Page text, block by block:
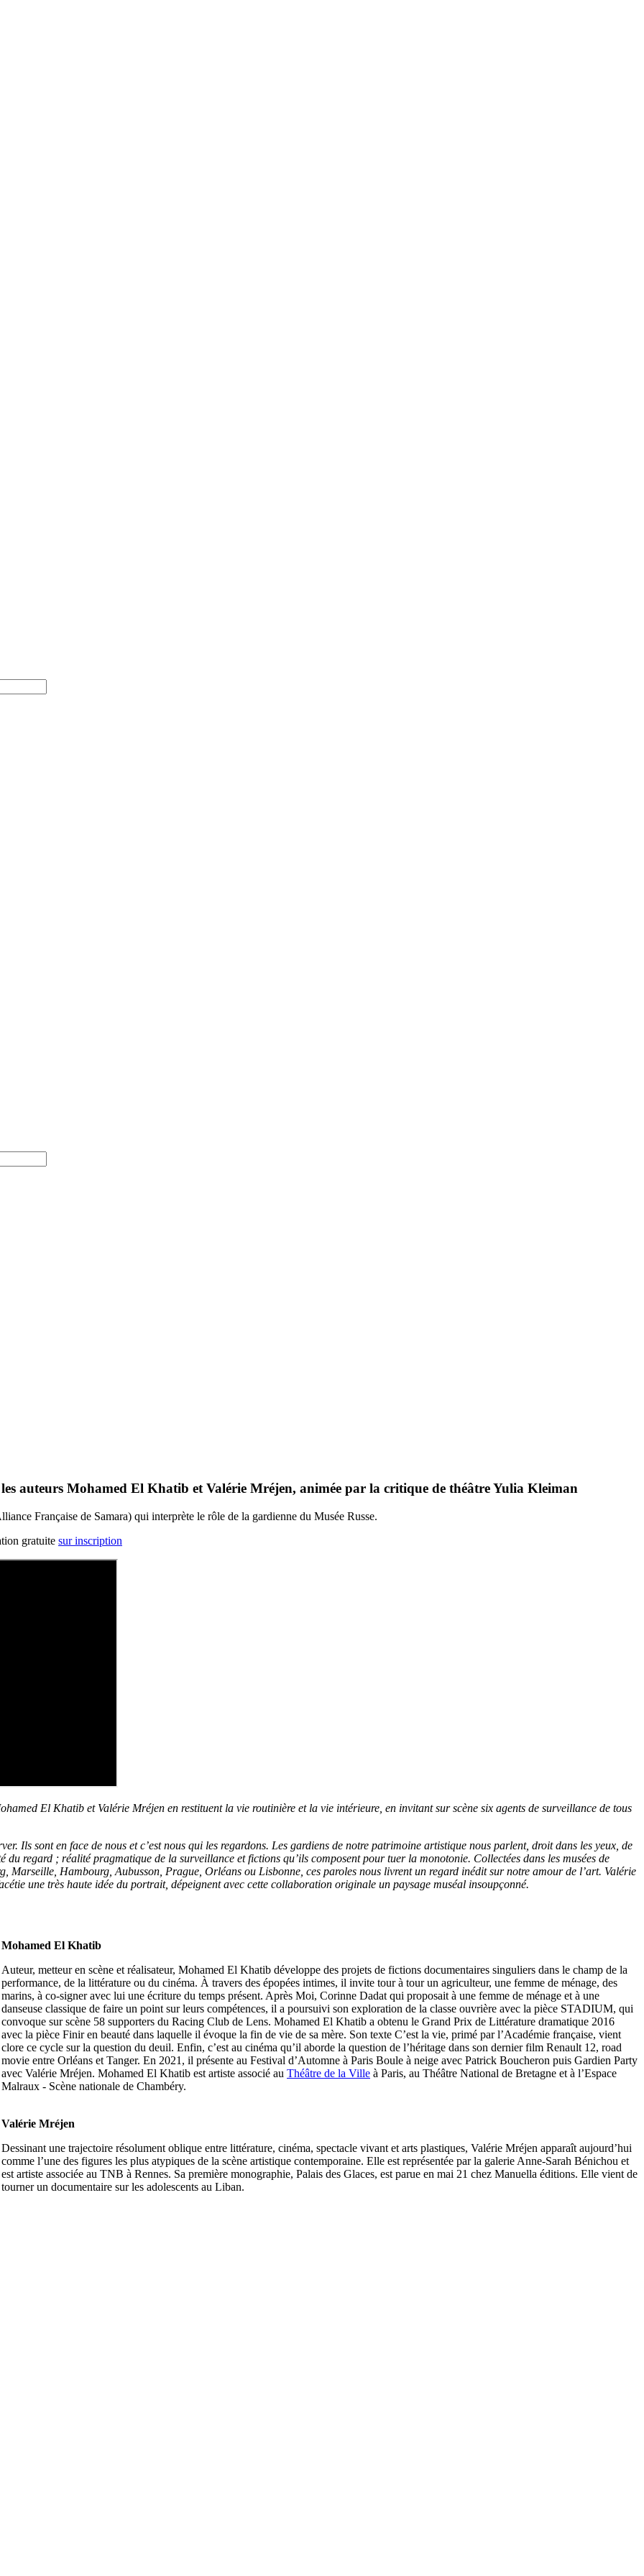
auteurs Mohamed El Khatib et Valérie Mréjen, animée par la critique de théâtre Yulia Kleiman
Française de Samara) qui interprète le rôle de la gardienne du Musée Russe.
gratuite sur inscription
El Khatib et Valérie Mréjen en restituent la vie routinière et la vie intérieure, en invitant sur scène six agents de surveillance de tous
Ils sont en face de nous et c’est nous qui les regardons. Les gardiens de notre patrimoine artistique nous parlent, droit dans les yeux, de
regard ; réalité pragmatique de la surveillance et fictions qu’ils composent pour tuer la monotonie. Collectées dans les musées de
Marseille, Hambourg, Aubusson, Prague, Orléans ou Lisbonne, ces paroles nous livrent un regard inédit sur notre amour de l’art. Valérie
une très haute idée du portrait, dépeignent avec cette collaboration originale un paysage muséal insoupçonné.
Mohamed El Khatib
Auteur, metteur en scène et réalisateur, Mohamed El Khatib développe des projets de fictions documentaires singuliers dans le champ de la
performance, de la littérature ou du cinéma. À travers des épopées intimes, il invite tour à tour un agriculteur, une femme de ménage, des
marins, à co-signer avec lui une écriture du temps présent. Après Moi, Corinne Dadat qui proposait à une femme de ménage et à une
danseuse classique de faire un point sur leurs compétences, il a poursuivi son exploration de la classe ouvrière avec la pièce STADIUM, qui
convoque sur scène 58 supporters du Racing Club de Lens. Mohamed El Khatib a obtenu le Grand Prix de Littérature dramatique 2016
avec la pièce Finir en beauté dans laquelle il évoque la fin de vie de sa mère. Son texte C’est la vie, primé par l’Académie française, vient
clore ce cycle sur la question du deuil. Enfin, c’est au cinéma qu’il aborde la question de l’héritage dans son dernier film Renault 12, road
movie entre Orléans et Tanger. En 2021, il présente au Festival d’Automne à Paris Boule à neige avec Patrick Boucheron puis Gardien Party
avec Valérie Mréjen. Mohamed El Khatib est artiste associé au Théâtre de la Ville à Paris, au Théâtre National de Bretagne et à l’Espace
Malraux - Scène nationale de Chambéry.
Valérie Mréjen
Dessinant une trajectoire résolument oblique entre littérature, cinéma, spectacle vivant et arts plastiques, Valérie Mréjen apparaît aujourd’hui
comme l’une des figures les plus atypiques de la scène artistique contemporaine. Elle est représentée par la galerie Anne-Sarah Bénichou et
est artiste associée au TNB à Rennes. Sa première monographie, Palais des Glaces, est parue en mai 21 chez Manuella éditions. Elle vient de
tourner un documentaire sur les adolescents au Liban.